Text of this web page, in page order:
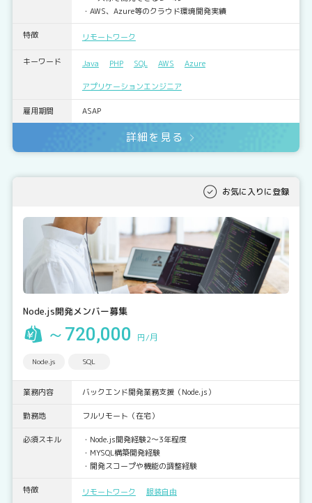
・AWS、Azure等のクラウド環境開発実績
特徴 リモートワーク
キーワード Java PHP SQL AWS Azure
アプリケーションエンジニア
雇用期間 ASAP
詳細を見る
お気に入りに登録
Node.js開発メンバー募集
～720,000 円/月
Node.js SQL
業務内容 バックエンド開発業務支援（Node.js）
勤務地 フルリモート（在宅）
必須スキル
・Node.js開発経験2～3年程度
・MYSQL構築開発経験
・開発スコープや機能の調整経験
特徴 リモートワーク 服装自由